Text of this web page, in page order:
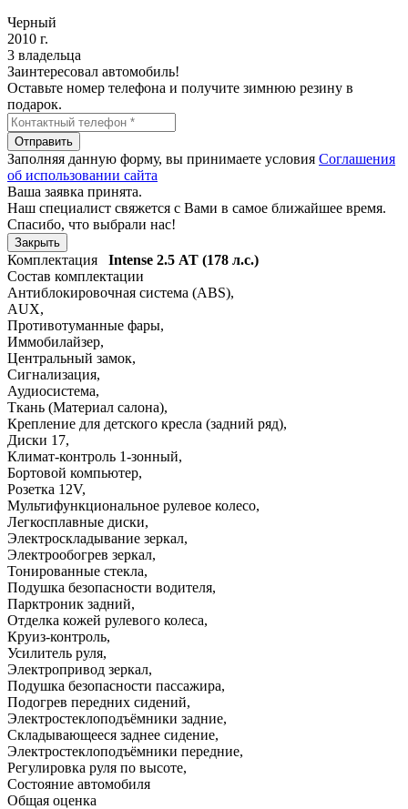
Черный
2010 г.
3 владельца
Заинтересовал автомобиль!
Оставьте номер телефона и получите зимнюю резину в
подарок.
Отправить
Заполняя данную форму, вы принимаете условия Соглашения
об использовании сайта
Ваша заявка принята.
Наш специалист свяжется с Вами в самое ближайшее время.
Спасибо, что выбрали нас!
Закрыть
Комплектация Intense 2.5 АТ (178 л.с.)
Состав комплектации
Антиблокировочная система (ABS),
AUX,
Противотуманные фары,
Иммобилайзер,
Центральный замок,
Сигнализация,
Аудиосистема,
Ткань (Материал салона),
Крепление для детского кресла (задний ряд),
Диски 17,
Климат-контроль 1-зонный,
Бортовой компьютер,
Розетка 12V,
Мультифункциональное рулевое колесо,
Легкосплавные диски,
Электроскладывание зеркал,
Электрообогрев зеркал,
Тонированные стекла,
Подушка безопасности водителя,
Парктроник задний,
Отделка кожей рулевого колеса,
Круиз-контроль,
Усилитель руля,
Электропривод зеркал,
Подушка безопасности пассажира,
Подогрев передних сидений,
Электростеклоподъёмники задние,
Складывающееся заднее сидение,
Электростеклоподъёмники передние,
Регулировка руля по высоте,
Состояние автомобиля
Общая оценка